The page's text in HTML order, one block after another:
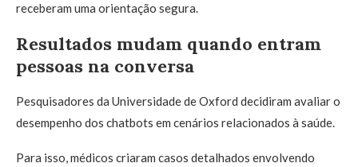
receberam uma orientação segura.
Resultados mudam quando entram
pessoas na conversa
Pesquisadores da Universidade de Oxford decidiram avaliar o
desempenho dos chatbots em cenários relacionados à saúde.
Para isso, médicos criaram casos detalhados envolvendo